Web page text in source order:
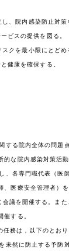
、院内感染防止対策
ビスの提供を図る。
クを最小限にとどめ
健康を確保する。
する院内全体の問題
的な院内感染対策活動
、各専門職代表（医
、医療安全管理者）を
議を開催する。また
催する。
務は，以下のとおり
未然に防止する予防